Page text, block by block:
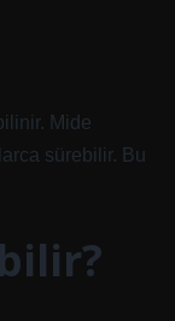
Mide
sürebilir. Bu